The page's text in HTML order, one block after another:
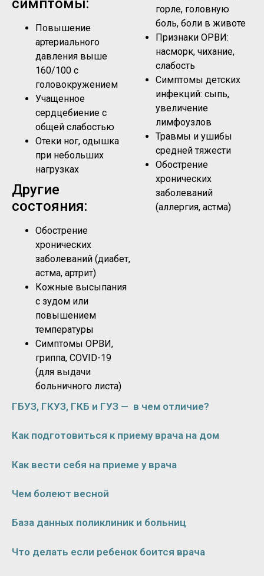
симптомы:
Повышение
артериального
давления выше
160/100 с
головокружением
Учащенное
сердцебиение с
общей слабостью
Отеки ног, одышка
при небольших
нагрузках
Другие
состояния:
Обострение
хронических
заболеваний (диабет,
астма, артрит)
Кожные высыпания
с зудом или
повышением
температуры
Симптомы ОРВИ,
гриппа, COVID-19
(для выдачи
больничного листа)
горле, головную
боль, боли в животе
Признаки ОРВИ:
насморк, чихание,
слабость
Симптомы детских
инфекций: сыпь,
увеличение
лимфоузлов
Травмы и ушибы
средней тяжести
Обострение
хронических
заболеваний
(аллергия, астма)
ГБУЗ, ГКУЗ, ГКБ и ГУЗ — в чем отличие?
Как подготовиться к приему врача на дом
Как вести себя на приеме у врача
Чем болеют весной
База данных поликлиник и больниц
Что делать если ребенок боится врача